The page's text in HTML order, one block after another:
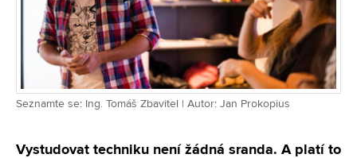
Seznamte se: Ing. Tomáš Zbavitel | Autor: Jan Prokopius
Vystudovat techniku není žádná sranda. A platí to